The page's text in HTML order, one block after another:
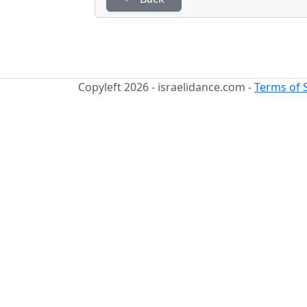
Copyleft 2026 - israelidance.com -Terms of